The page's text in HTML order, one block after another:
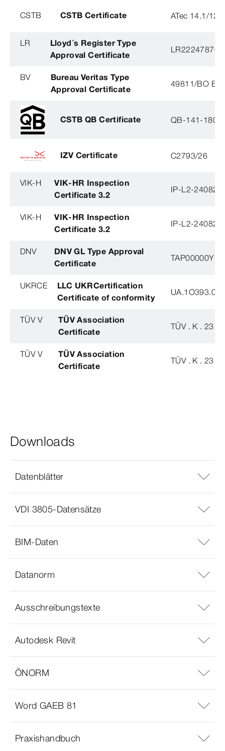
CSTB CSTB Certificate ATec 14.1/12-
LR
Lloyd´s Register Type
Approval Certificate
BV
Bureau Veritas Type
Approval Certificate
49811/BO BV
CSTB QB Certificate QB-141-
IZV Certificate C2793/26
VIK-H
VIK-HR Inspection
Certificate 3.2
IP-L2-
VIK-H
VIK-HR Inspection
Certificate 3.2
IP-L2-
DNV
DNV GL Type Approval
Certificate
TAP00000YB
UKRCE
LLC UKRCertification
Certificate of conformity
TÜV V
TÜV Association
Certificate
TÜV . K . 23 -
TÜV V
TÜV Association
Certificate
TÜV . K . 23 -
Downloads
Datenblätter
VDI 3805-Datensätze
BIM-Daten
Datanorm
Ausschreibungstexte
Autodesk Revit
ÖNORM
Word GAEB 81
Praxishandbuch